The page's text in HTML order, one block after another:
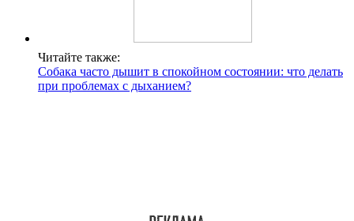
Читайте также:
Собака часто дышит в спокойном состоянии: что делать
при проблемах с дыханием?